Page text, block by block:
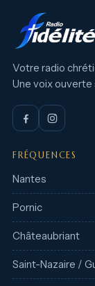
Votre radio
Une voix ouverte
FRÉQUENCES
Nantes
Pornic
Châteaubriant
Saint-Nazaire /